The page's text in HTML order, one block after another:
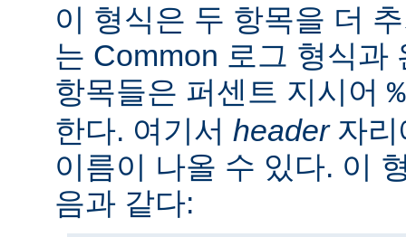
이 형식은 두 항목을 더
는 Common 로그 형식과
항목들은 퍼센트 지시어
한다. 여기서 header자리
이름이 나올 수 있다. 이
음과 같다: